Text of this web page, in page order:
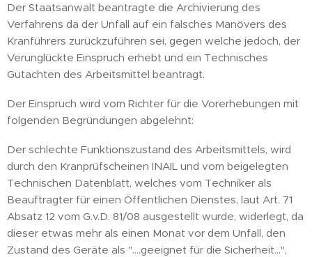
Der Staatsanwalt beantragte die Archivierung des
Verfahrens da der Unfall auf ein falsches Manövers des
Kranführers zurückzuführen sei, gegen welche jedoch, der
Verunglückte Einspruch erhebt und ein Technisches
Gutachten des Arbeitsmittel beantragt.
Der Einspruch wird vom Richter für die Vorerhebungen mit
folgenden Begründungen abgelehnt:
Der schlechte Funktionszustand des Arbeitsmittels, wird
durch den Kranprüfscheinen INAIL und vom beigelegten
Technischen Datenblatt, welches vom Techniker als
Beauftragter für einen Öffentlichen Dienstes, laut Art. 71
Absatz 12 vom G.v.D. 81/08 ausgestellt wurde, widerlegt, da
dieser etwas mehr als einen Monat vor dem Unfall, den
Zustand des Geräte als "....geeignet für die Sicherheit...",